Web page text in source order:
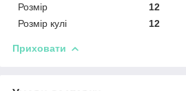
Розмір
12
Розмір кулі
12
Приховати